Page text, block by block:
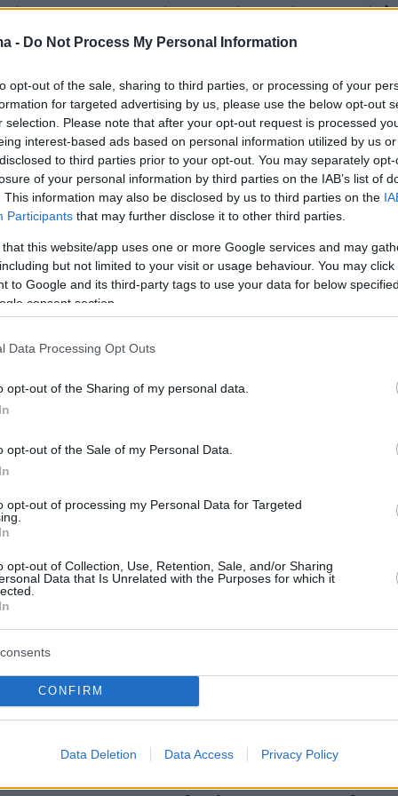
- Do Not Process My Personal Information
opt-out of the sale, sharing to third parties, or processing of your
for targeted advertising by us, please use the below opt-out
selection. Please note that after your opt-out request is processed
interest-based ads based on personal information utilized by us
to third parties prior to your opt-out. You may separately
of your personal information by third parties on the IAB’s list of
This information may also be disclosed by us to third parties on the
Participants that may further disclose it to other third parties.
that this website/app uses one or more Google services and may
but not limited to your visit or usage behaviour. You may
to Google and its third-party tags to use your data for below
consent section.
Data Processing Opt Outs
opt-out of the Sharing of my personal data.
opt-out of the Sale of my Personal Data.
opt-out of processing my Personal Data for Targeted
opt-out of Collection, Use, Retention, Sale, and/or Sharing
Data that Is Unrelated with the Purposes for which it
CONFIRM
Data Deletion Data Access Privacy Policy
και την ταχύτητα", είπε από το
Ευρωπαϊκού Κοινοβουλίου στο
event of Conference on the Future of
.
@EmmanuelMacron
Commission 🇪🇺 (@EU_Commission)
May 9,
επωφελήθηκε επίσης από την
για να υπογραμμίσει στους
θεσμικών οργάνων το "ζωντανό σύμβολο"
αυτή η πόλη στην ιστορία της